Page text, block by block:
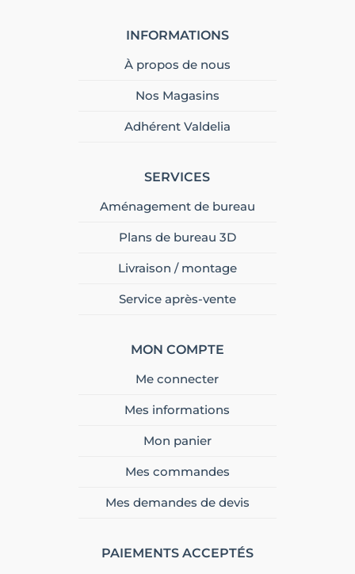
INFORMATIONS
À propos de nous
Nos Magasins
Adhérent Valdelia
SERVICES
Aménagement de bureau
Plans de bureau 3D
Livraison / montage
Service après-vente
MON COMPTE
Me connecter
Mes informations
Mon panier
Mes commandes
Mes demandes de devis
PAIEMENTS ACCEPTÉS